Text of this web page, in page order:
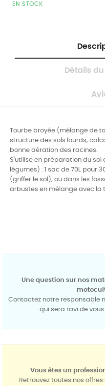
EN STOCK
Détails
Tourbe broyée (mélange de
structure des sols lourds,
bonne aération des racines.
S'utilise en préparation du
légumes) : 1 sac de 70L pour
(griffer le sol), ou dans les
arbustes en mélange avec la
Une question sur nos
Contactez notre responsable
qui sera ravi de
Vous êtes un
Retrouvez toutes nos offres